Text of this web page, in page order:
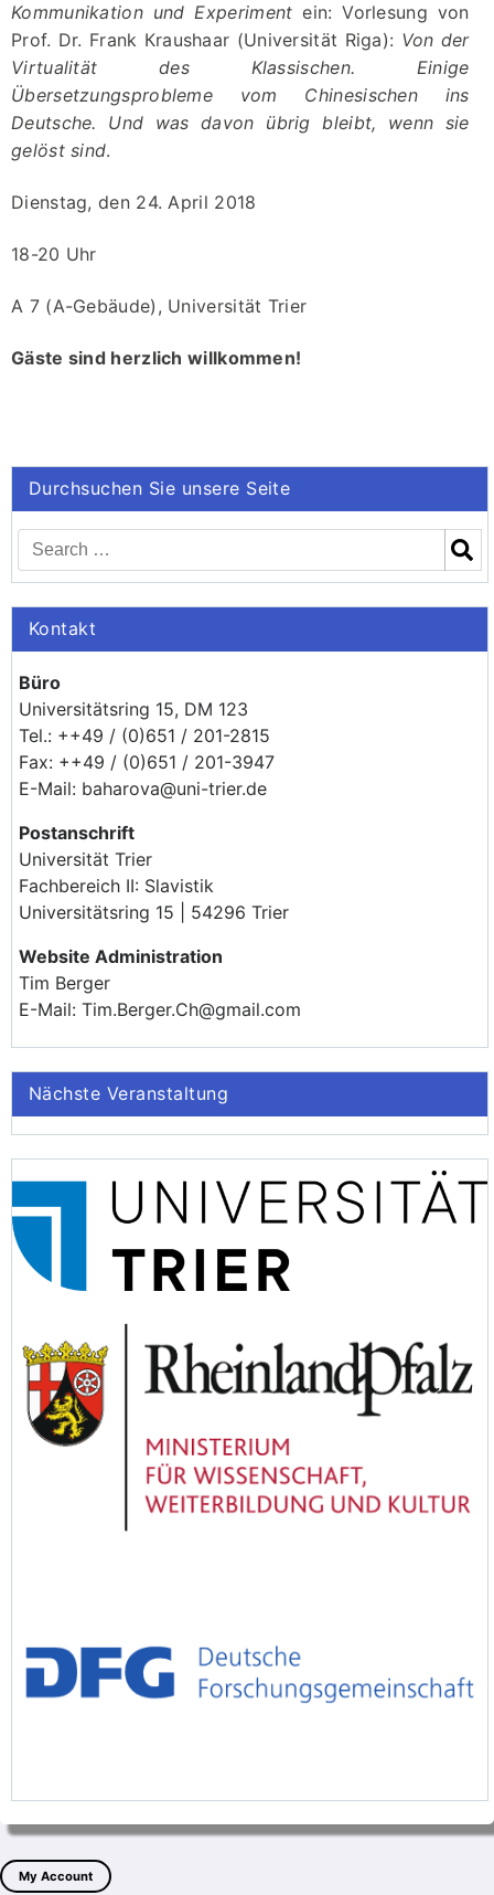
Kommunikation und Experimentein: Vorlesung von
Prof. Dr. Frank Кraushaar (Universität Riga): Von der
Virtualität des Klassischen. Einige
Übersetzungsprobleme vom Chinesischen ins
Deutsche. Und was davon übrig bleibt, wenn sie
gelöst sind.
Dienstag, den 24. April 2018
18-20 Uhr
A 7 (A-Gebäude), Universität Trier
Gäste sind herzlich willkommen!
Durchsuchen Sie unsere Seite
Kontakt
Büro
Universitätsring 15, DM 123
Tel.: ++49 / (0)651 / 201-2815
Fax: ++49 / (0)651 / 201-3947
E-Mail: baharova@uni-trier.de
Postanschrift
Universität Trier
Fachbereich II: Slavistik
Universitätsring 15 | 54296 Trier
Website Administration
Tim Berger
E-Mail: Tim.Berger.Ch@gmail.com
Nächste Veranstaltung
My Account